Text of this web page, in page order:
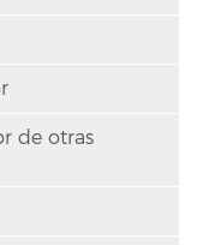
de otras